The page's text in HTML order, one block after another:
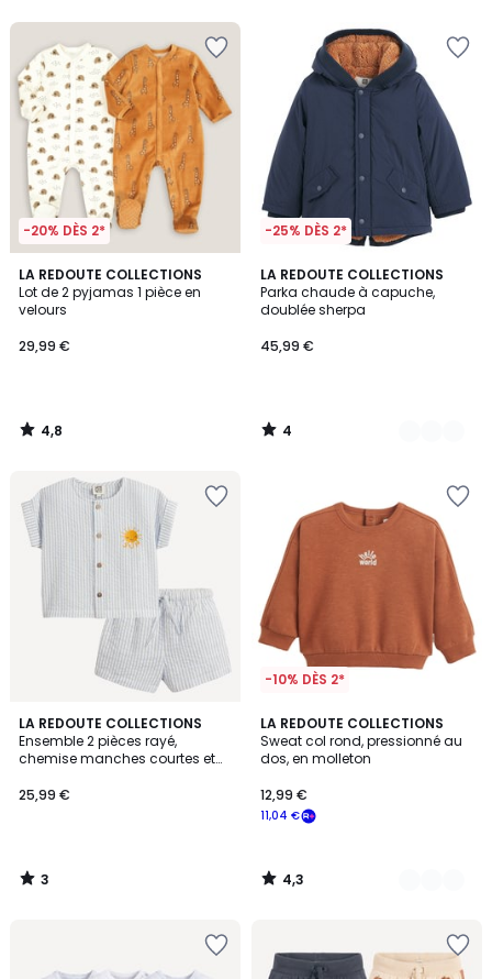
-20% DÈS 2*
LA REDOUTE COLLECTIONS
Lot de 2 pyjamas 1 pièce en
velours
29,99 €
4,8
/ 5
4,8
/
-25% DÈS 2*
LA REDOUTE COLLECTIONS
Parka chaude à capuche,
doublée sherpa
45,99 €
4
/
5
2
Couleurs
4
/
LA REDOUTE COLLECTIONS
Ensemble 2 pièces rayé,
chemise manches courtes et
25,99 €
3
/
5
3
/
-10% DÈS 2*
LA REDOUTE COLLECTIONS
Sweat col rond, pressionné au
dos, en molleton
11,04 €
12,99 €
4,3
/ 5
2
Couleurs
4,3
/